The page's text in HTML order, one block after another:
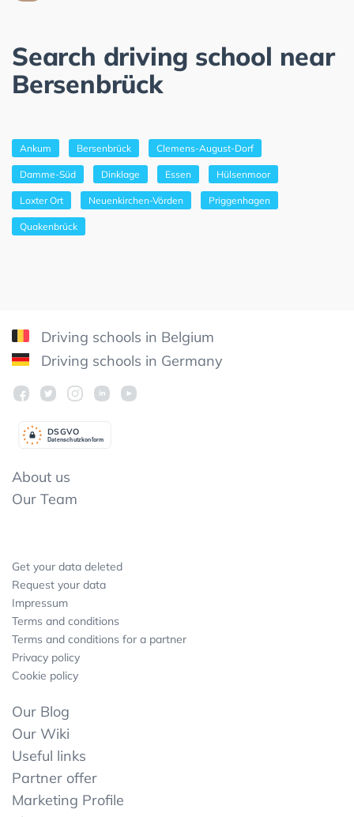
Search driving school near
Bersenbrück
Ankum Bersenbrück Clemens-August-Dorf
Damme-Süd Dinklage Essen Hülsenmoor
Loxter Ort Neuenkirchen-Vörden Priggenhagen
Quakenbrück
Driving schools in Belgium
Driving schools in Germany
Datenschutzkonform
DSGVO
About us
Our Team
Get your data deleted
Request your data
Impressum
Terms and conditions
Terms and conditions for a partner
Privacy policy
Cookie policy
Our Blog
Our Wiki
Useful links
Partner offer
Marketing Profile